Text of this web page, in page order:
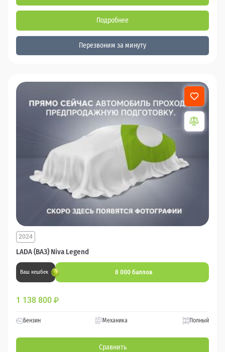
Подробнее
Перезвоним за минуту
LADA (ВАЗ) Niva Legend
2024
Ваш кешбек 8 000 баллов
1 138 800 ₽
Бензин Механика Полный
Сравнить